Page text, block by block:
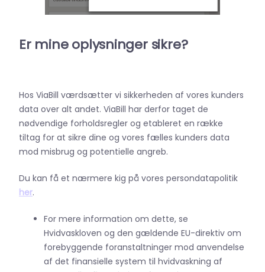
Er mine oplysninger sikre?
Hos ViaBill værdsætter vi sikkerheden af vores kunders
data over alt andet. ViaBill har derfor taget de
nødvendige forholdsregler og etableret en række
tiltag for at sikre dine og vores fælles kunders data
mod misbrug og potentielle angreb.
Du kan få et nærmere kig på vores persondatapolitik
her.
For mere information om dette, se
Hvidvaskloven og den gældende EU-direktiv om
forebyggende foranstaltninger mod anvendelse
af det finansielle system til hvidvaskning af